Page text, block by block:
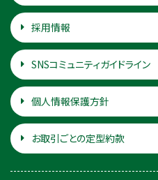
採用情報
SNSコミュニティガイドライン
個人情報保護方針
お取引ごとの定型約款